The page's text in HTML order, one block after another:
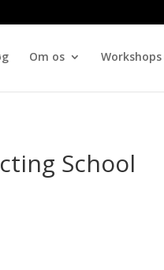
Om os
School